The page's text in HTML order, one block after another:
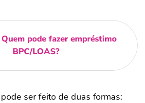
Quem pode fazer empréstimo
BPC/LOAS?
ser feito de duas formas: